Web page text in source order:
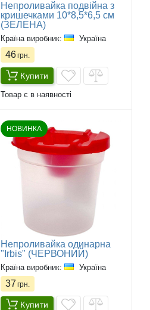
Непроливайка подвійна з
кришечками 10*8,5*6,5 см
(ЗЕЛЕНА)
Країна виробник: Україна
46грн.
Купити
Товар є в наявності
НОВИНКА
Непроливайка одинарна
"Irbis" (ЧЕРВОНИЙ)
Країна виробник: Україна
37 грн.
Купити